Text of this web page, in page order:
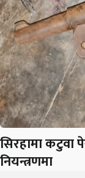
सिरहामा कटुवा
नियन्त्रणमा